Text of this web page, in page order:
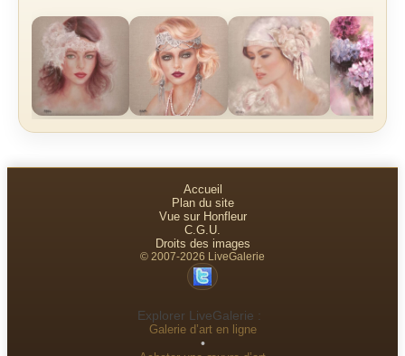
Accueil
Plan du site
Vue sur Honfleur
C.G.U.
Droits des images
© 2007-2026 LiveGalerie
Explorer LiveGalerie :
Galerie d’art en ligne
•